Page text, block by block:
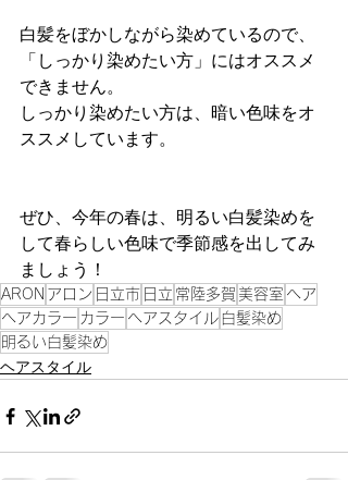
白髪をぼかしながら染めているので、
「しっかり染めたい方」にはオススメ
できません。
しっかり染めたい方は、暗い色味をオ
ススメしています。
ぜひ、今年の春は、明るい白髪染めを
して春らしい色味で季節感を出してみ
ましょう！
ARON アロン 日立市 日立 常陸多賀 美容室 ヘア
ヘアカラー カラー ヘアスタイル 白髪染め
明るい白髪染め
ヘアスタイル